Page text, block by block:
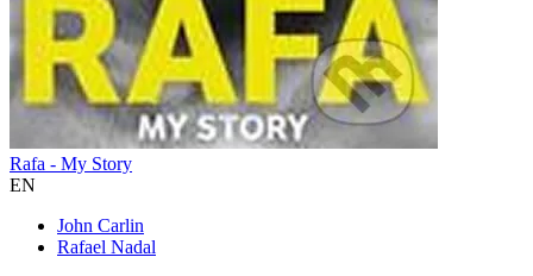
Rafa - My Story
EN
John Carlin
Rafael Nadal